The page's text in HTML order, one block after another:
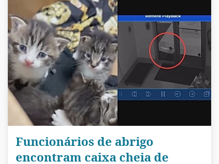
Funcionários de abrigo
encontram caixa cheia de